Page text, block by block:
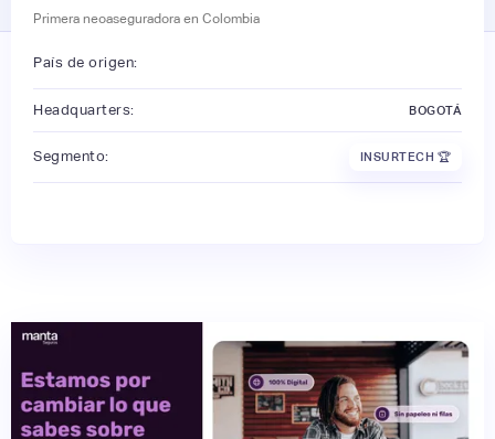
Primera neoaseguradora en Colombia
País de origen:
Headquarters: BOGOTÁ
Segmento: INSURTECH 🏆